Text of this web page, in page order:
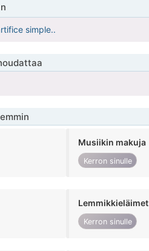
simple..
Musiikin makuja
Kerron sinulle
Lemmikkieläimet
Kerron sinulle